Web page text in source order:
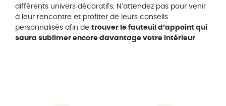
différents univers décoratifs. N’attendez pas pour venir
à leur rencontre et profiter de leurs conseils
personnalisés afin de trouver le fauteuil d’appoint qui
saura sublimer encore davantage votre intérieur